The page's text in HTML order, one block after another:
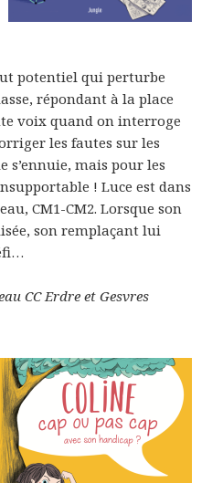
potentiel qui perturbe
répondant à la place
voix quand on interroge
les fautes sur les
s’ennuie, mais pour les
! Luce est dans
CM1-CM2. Lorsque son
son remplaçant lui
CC Erdre et Gesvres